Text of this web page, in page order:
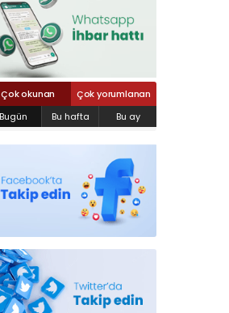
Çok okunan
Çok yorumlanan
Bugün
Bu hafta Bu ay
Yahya Kaptan Mahallesi